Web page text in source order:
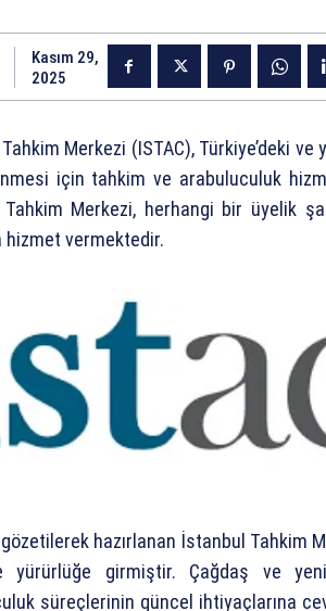
Kasım 29,
2025
Merkezi (ISTAC), Türkiye’deki
için tahkim ve arabuluculuk
Merkezi, herhangi bir üyelik
vermektedir.
gözetilerek hazırlanan İstanbul Tahkim
yürürlüğe girmiştir. Çağdaş ve
süreçlerinin güncel ihtiyaçlarına